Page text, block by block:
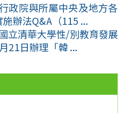
政院與所屬中央及地方各
辦法Q&A（115 ...
立清華大學性/別教育發展
21日辦理「韓 ...